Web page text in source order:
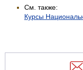
См. также:
Курсы